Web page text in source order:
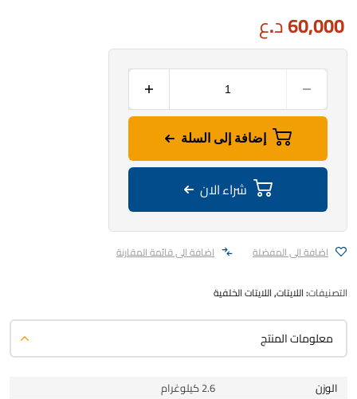
60,000د.ع
إضافة إلى السلة
شراء الان
اضافة الى المفضلة اضافة الى قائمة المقارنة
التصنيفات:اللايتات,اللايتات الخلفية
معلومات المنتج
الوزن
2.6 كيلوغرام